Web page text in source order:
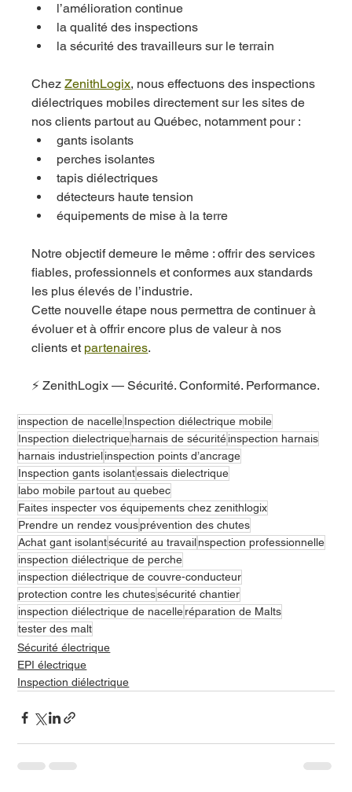
l’amélioration continue
la qualité des inspections
la sécurité des travailleurs sur le terrain
Chez ZenithLogix, nous effectuons des inspections
diélectriques mobiles directement sur les sites de
nos clients partout au Québec, notamment pour :
gants isolants
perches isolantes
tapis diélectriques
détecteurs haute tension
équipements de mise à la terre
Notre objectif demeure le même : offrir des services
fiables, professionnels et conformes aux standards
les plus élevés de l’industrie.
Cette nouvelle étape nous permettra de continuer à
évoluer et à offrir encore plus de valeur à nos
clients et partenaires.
⚡ ZenithLogix — Sécurité. Conformité. Performance.
inspection de nacelleInspection diélectrique mobile
Inspection dielectriqueharnais de sécuritéinspection harnais
harnais industrielinspection points d’ancrage
Inspection gants isolantessais dielectrique
labo mobile partout au quebec
Faites inspecter vos équipements chez zenithlogix
Prendre un rendez vousprévention des chutes
Achat gant isolantsécurité au travailnspection professionnelle
inspection diélectrique de perche
inspection diélectrique de couvre-conducteur
protection contre les chutessécurité chantier
inspection diélectrique de nacelleréparation de Malts
tester des malt
Sécurité électrique
EPI électrique
Inspection diélectrique